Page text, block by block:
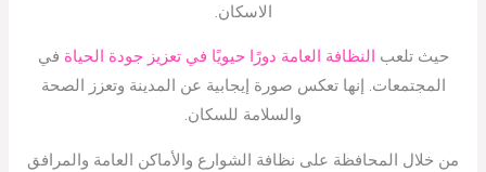
الاسكان.
حيث تلعب النظافة العامة دورًا حيويًا في تعزيز جودة الحياة في
المجتمعات. إنها تعكس صورة إيجابية عن المدينة وتعزز الصحة
والسلامة للسكان.
من خلال المحافظة على نظافة الشوارع والأماكن العامة والمرافق